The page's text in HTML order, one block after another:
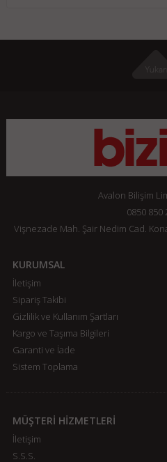
Avalon Bilişim
0850 850
Vişnezade Mah. Şair Nedim Cad.
KURUMSAL
İletişim
Sipariş Takibi
Gizlilik ve Kullanım Şartları
Kargo ve Taşıma Bilgileri
Garanti ve İade
Sistem Toplama
MÜŞTERİ HİZMETLERİ
İletişim
S.S.S.